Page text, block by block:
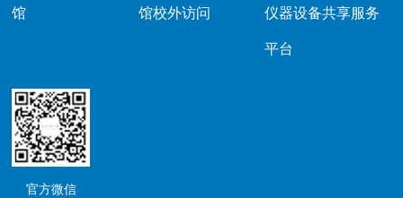
馆 馆校外访问 仪器设备共享服务
平台
官方微信